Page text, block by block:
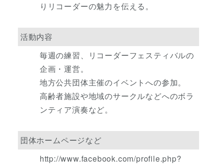
りリコーダーの魅力を伝える。
活動内容
毎週の練習、リコーダーフェスティバルの
企画・運営。
地方公共団体主催のイベントへの参加。
高齢者施設や地域のサークルなどへのボラ
ンティア演奏など。
団体ホームページなど
http://www.facebook.com/profile.php?